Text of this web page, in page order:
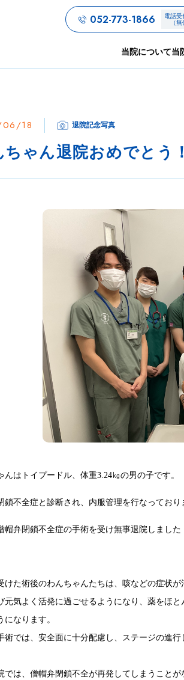
052-773-1866
電話受
（無
当院について当
18 退院記念写真
ちゃん退院おめでとう！
んはトイプードル、体重3.24㎏の男の子です。
鎖不全症と診断され、内服管理を行なっており
帽弁閉鎖不全症の手術を受け無事退院しました
けた術後のわんちゃんたちは、咳などの症状
元気よく活発に過ごせるようになり、薬をほ
になります。
術では、安全面に十分配慮し、ステージの進
では、僧帽弁閉鎖不全が再発してしまうこと